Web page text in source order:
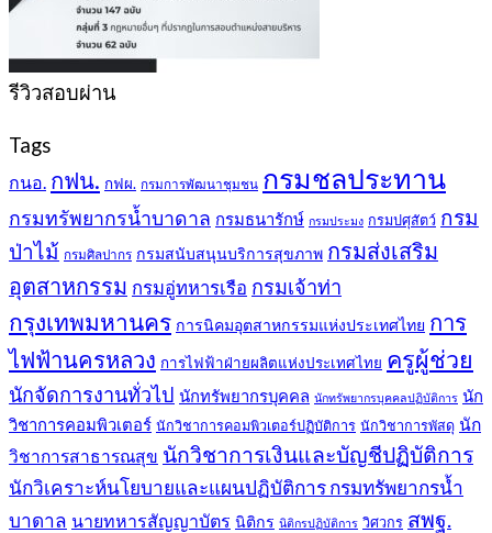
รีวิวสอบผ่าน
Tags
กนอ. กฟน. กฟผ. กรมการพัฒนาชุมชน กรมชลประทาน
กรมทรัพยากรน้ำบาดาล กรมธนารักษ์ กรมประมง กรมปศุสัตว์ กรม
ป่าไม้ กรมศิลปากร กรมสนับสนุนบริการสุขภาพ กรมส่งเสริม
อุตสาหกรรม กรมอู่ทหารเรือ กรมเจ้าท่า
กรุงเทพมหานคร การนิคมอุตสาหกรรมแห่งประเทศไทย การ
ไฟฟ้านครหลวง การไฟฟ้าฝ่ายผลิตแห่งประเทศไทย ครูผู้ช่วย
นักจัดการงานทั่วไป นักทรัพยากรบุคคล นักทรัพยากรบุคคลปฏิบัติการ นัก
วิชาการคอมพิวเตอร์ นักวิชาการคอมพิวเตอร์ปฏิบัติการ นักวิชาการพัสดุ นัก
วิชาการสาธารณสุข นักวิชาการเงินและบัญชีปฏิบัติการ
นักวิเคราะห์นโยบายและแผนปฏิบัติการ กรมทรัพยากรน้ำ
บาดาล นายทหารสัญญาบัตร นิติกร นิติกรปฏิบัติการ วิศวกร สพฐ.